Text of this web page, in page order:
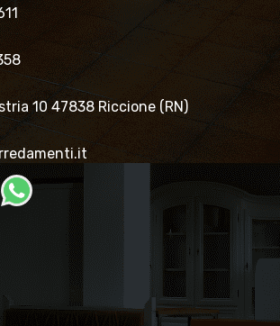
10 47838 Riccione (RN)